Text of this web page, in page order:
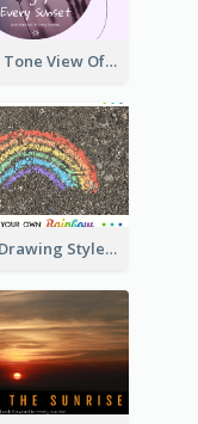
Purple Tone View Of Sunset Post Card
Hand-Drawing Style Rainbow Post Card